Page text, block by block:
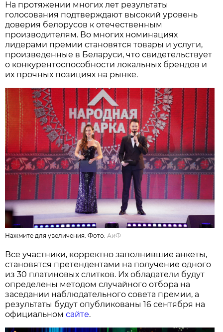
На протяжении многих лет результаты
голосования подтверждают высокий уровень
доверия белорусов к отечественным
производителям. Во многих номинациях
лидерами премии становятся товары и услуги,
произведенные в Беларуси, что свидетельствует
о конкурентоспособности локальных брендов и
их прочных позициях на рынке.
Нажмите для увеличения. Фото:АиФ
Все участники, корректно заполнившие анкеты,
становятся претендентами на получение одного
из 30 платиновых слитков. Их обладатели будут
определены методом случайного отбора на
заседании наблюдательного совета премии, а
результаты будут опубликованы 16 сентября на
официальномсайте.